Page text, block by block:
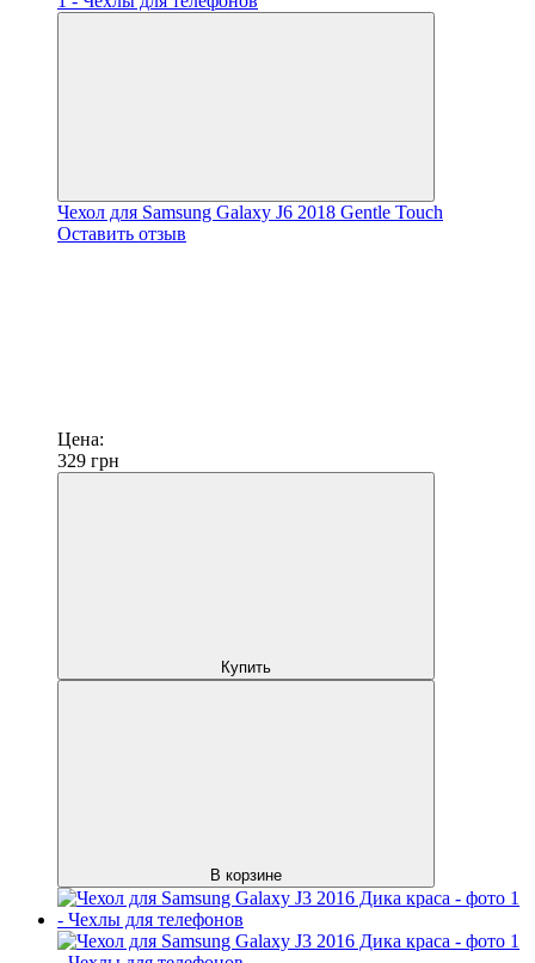
Чехол для Samsung Galaxy J6 2018 Gentle Touch
Оставить отзыв
Цена:
329 грн
Купить
В корзине